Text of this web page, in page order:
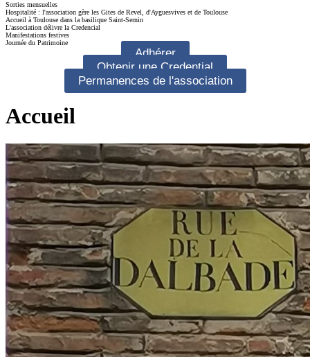
Sorties mensuelles
Hospitalité : l'association gère les Gites de Revel, d'Ayguesvives et de Toulouse
Accueil à Toulouse dans la basilique Saint-Sernin
L'association délivre la Credencial
Manifestations festives
Journée du Patrimoine
Adhérer
Obtenir une Credential
Permanences de l'association
Accueil